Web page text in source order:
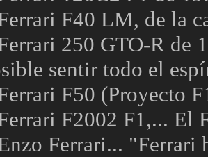
F40 LM, de la
250 GTO-R de
sentir todo el
F50 (Proyecto
F2002 F1,... El
Ferrari... "Ferrari